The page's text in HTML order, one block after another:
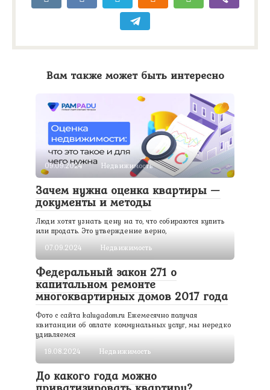
Вам также может быть интересно
09.09.2024 Недвижимость
Зачем нужна оценка квартиры —
документы и методы
Люди хотят узнать цену на то, что собираются купить
или продать. Это утверждение верно,
07.09.2024
Недвижимость
Федеральный закон 271 о
капитальном ремонте
многоквартирных домов 2017 года
Фото с сайта kalugadom.ru Ежемесячно получая
квитанции об оплате коммунальных услуг, мы нередко
удивляемся
19.08.2024
Недвижимость
До какого года можно